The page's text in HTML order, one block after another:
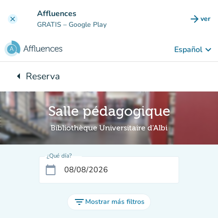
clear Affluences
GRATIS – Google Play arrow_forward ver
Español keyboard_arrow_down
arrow_leftVuelta:
Reserva
Salle pédagogique
Bibliothèque Universitaire d'Albi
¿Qué día?
calendar_today
filter_list Mostrar más filtros